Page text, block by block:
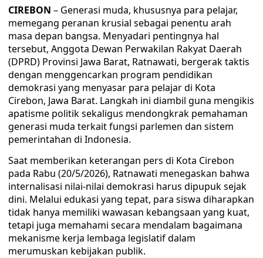
CIREBON – Generasi muda, khususnya para pelajar,
memegang peranan krusial sebagai penentu arah
masa depan bangsa. Menyadari pentingnya hal
tersebut, Anggota Dewan Perwakilan Rakyat Daerah
(DPRD) Provinsi Jawa Barat, Ratnawati, bergerak taktis
dengan menggencarkan program pendidikan
demokrasi yang menyasar para pelajar di Kota
Cirebon, Jawa Barat. Langkah ini diambil guna mengikis
apatisme politik sekaligus mendongkrak pemahaman
generasi muda terkait fungsi parlemen dan sistem
pemerintahan di Indonesia.
Saat memberikan keterangan pers di Kota Cirebon
pada Rabu (20/5/2026), Ratnawati menegaskan bahwa
internalisasi nilai-nilai demokrasi harus dipupuk sejak
dini. Melalui edukasi yang tepat, para siswa diharapkan
tidak hanya memiliki wawasan kebangsaan yang kuat,
tetapi juga memahami secara mendalam bagaimana
mekanisme kerja lembaga legislatif dalam
merumuskan kebijakan publik.